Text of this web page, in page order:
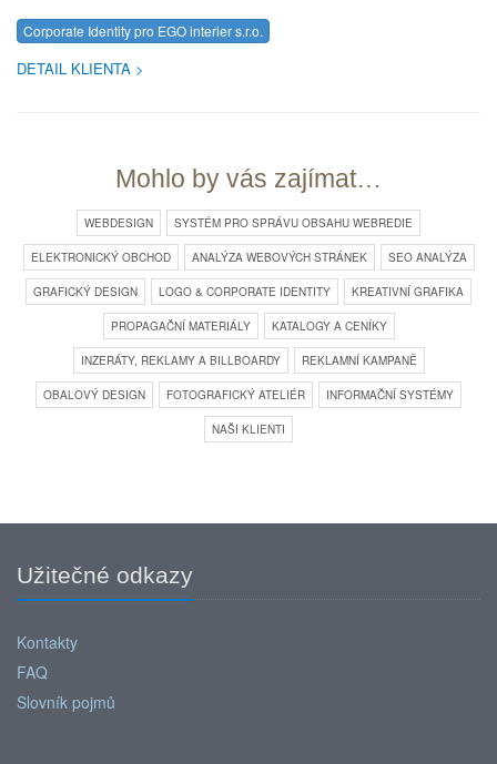
Corporate Identity pro EGO interier s.r.o.
DETAIL KLIENTA
Mohlo by vás zajímat…
WEBDESIGN SYSTÉM PRO SPRÁVU OBSAHU WEBREDIE
ELEKTRONICKÝ OBCHOD ANALÝZA WEBOVÝCH STRÁNEK SEO ANALÝZA
GRAFICKÝ DESIGN LOGO & CORPORATE IDENTITY KREATIVNÍ GRAFIKA
PROPAGAČNÍ MATERIÁLY KATALOGY A CENÍKY
INZERÁTY, REKLAMY A BILLBOARDY REKLAMNÍ KAMPANĚ
OBALOVÝ DESIGN FOTOGRAFICKÝ ATELIÉR INFORMAČNÍ SYSTÉMY
NAŠI KLIENTI
Užitečné odkazy
Kontakty
FAQ
Slovník pojmů